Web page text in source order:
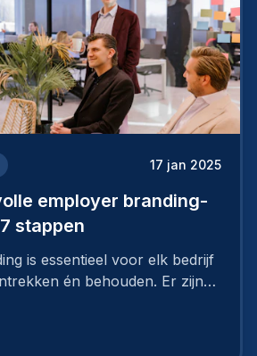
17 jan 2025
employer branding-
stappen
is essentieel voor elk bedrijf
én behouden. Er zijn
op morgen. Hoe pak je dat